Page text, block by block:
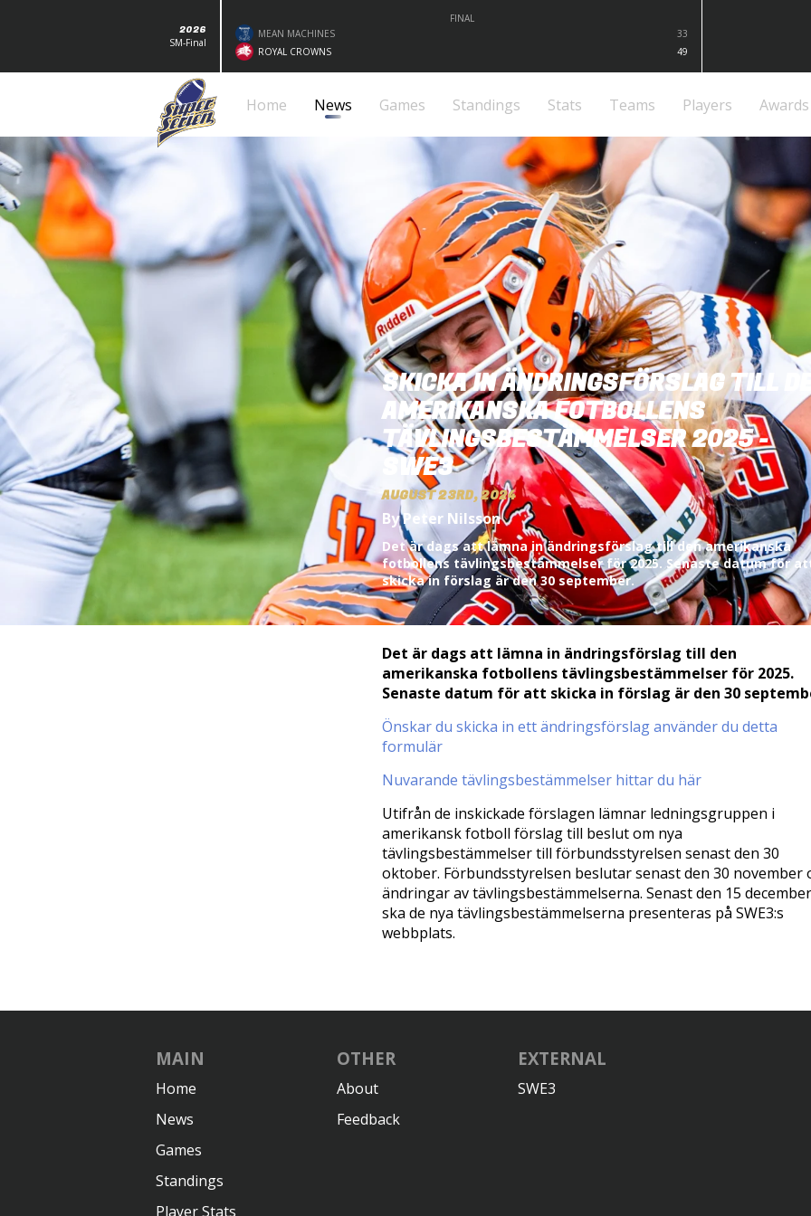
2026
SM-Final
FINAL
MEAN MACHINES
33
ROYAL CROWNS
49
Home News Games Standings Stats Teams Players Awards
SKICKA IN ÄNDRINGSFÖRSLAG TILL
AMERIKANSKA FOTBOLLENS
TÄVLINGSBESTÄMMELSER 2025 -
SWE3
AUGUST 23RD, 2024
By Peter Nilsson
Det är dags att lämna in ändringsförslag till den amerikanska
fotbollens tävlingsbestämmelser för 2025. Senaste datum för
skicka in förslag är den 30 september.
Det är dags att lämna in ändringsförslag till den
amerikanska fotbollens tävlingsbestämmelser för 2025.
Senaste datum för att skicka in förslag är den 30
Önskar du skicka in ett ändringsförslag använder du detta
formulär
Nuvarande tävlingsbestämmelser hittar du här
Utifrån de inskickade förslagen lämnar ledningsgruppen i
amerikansk fotboll förslag till beslut om nya
tävlingsbestämmelser till förbundsstyrelsen senast den 30
oktober. Förbundsstyrelsen beslutar senast den 30 november
ändringar av tävlingsbestämmelserna. Senast den 15 december
ska de nya tävlingsbestämmelserna presenteras på SWE3:s
webbplats.
MAIN
Home
News
Games
Standings
Player Stats
OTHER
About
Feedback
EXTERNAL
SWE3